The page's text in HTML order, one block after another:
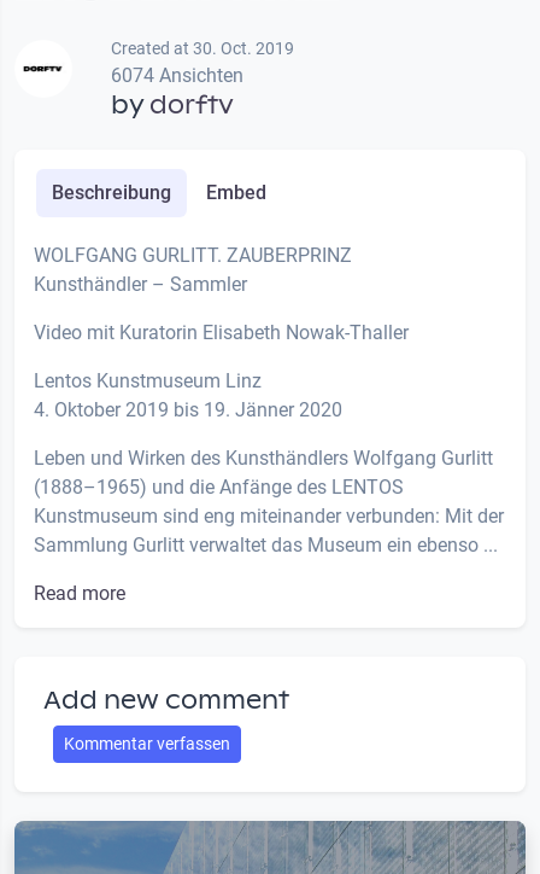
Created at 30. Oct. 2019
6074 Ansichten
bydorftv
Beschreibung Embed
WOLFGANG GURLITT. ZAUBERPRINZ
Kunsthändler – Sammler
Video mit Kuratorin Elisabeth Nowak-Thaller
Lentos Kunstmuseum Linz
4. Oktober 2019 bis 19. Jänner 2020
Leben und Wirken des Kunsthändlers Wolfgang Gurlitt
(1888–1965) und die Anfänge des LENTOS
Kunstmuseum sind eng miteinander verbunden: Mit der
Sammlung Gurlitt verwaltet das Museum ein ebenso ...
Read more
Add new comment
Kommentar verfassen